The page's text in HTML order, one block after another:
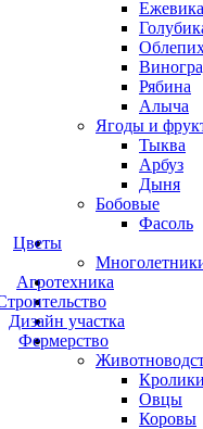
Ежевика
Рябина
Алыча
Ягоды и
Тыква
Арбуз
Дыня
Бобовые
Фасоль
Цветы
Агротехника
Дизайн участка
Фермерство
Кролики
Овцы
Коровы